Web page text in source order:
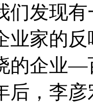
们发现
业家的
的企业—
后，李